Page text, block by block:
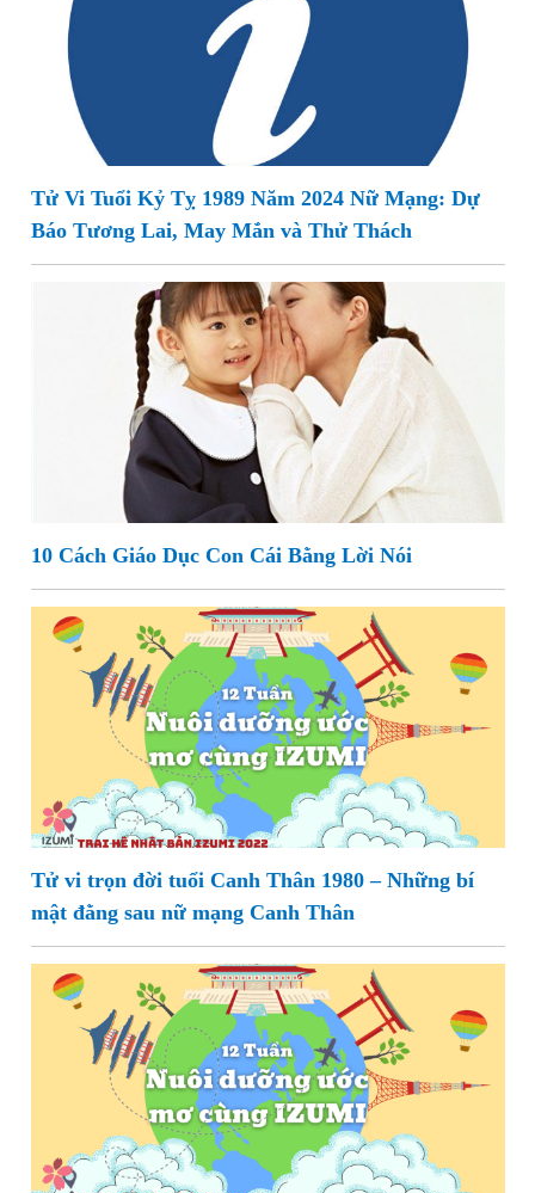
Tử Vi Tuổi Kỷ Tỵ 1989 Năm 2024 Nữ Mạng: Dự
Báo Tương Lai, May Mắn và Thử Thách
10 Cách Giáo Dục Con Cái Bằng Lời Nói
Tử vi trọn đời tuổi Canh Thân 1980 – Những bí
mật đằng sau nữ mạng Canh Thân